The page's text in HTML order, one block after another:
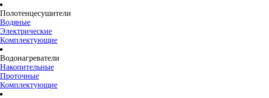
Полотенцесушители
Водяные
Электрические
Комплектующие
Водонагреватели
Накопительные
Проточные
Комплектующие